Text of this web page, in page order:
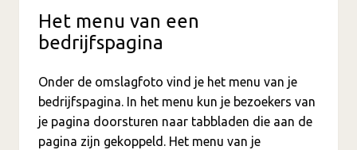
Het menu van een
bedrijfspagina
Onder de omslagfoto vind je het menu van je
bedrijfspagina. In het menu kun je bezoekers van
je pagina doorsturen naar tabbladen die aan de
pagina zijn gekoppeld. Het menu van je